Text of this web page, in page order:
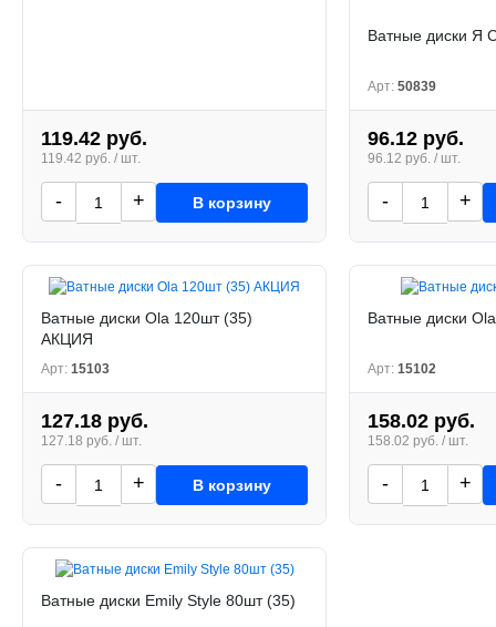
119.42 руб.
119.42 руб. / шт.
- + В корзину
Ватные диски Я
Арт: 50839
96.12 руб.
96.12 руб. / шт.
- +
Ватные диски Ola 120шт (35)
АКЦИЯ
Арт: 15103
127.18 руб.
127.18 руб. / шт.
- + В корзину
Ватные диски
Арт: 15102
158.02 руб.
158.02 руб. / шт.
- +
Ватные диски Emily Style 80шт (35)